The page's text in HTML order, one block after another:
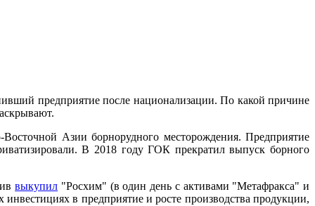
предприятие после национализации. По какой причине
Азии борнорудного месторождения. Предприятие
В 2018 году ГОК прекратил выпуск борного
выкупил "Росхим" (в один день с активами "Метафракса" и
в предприятие и росте производства продукции,